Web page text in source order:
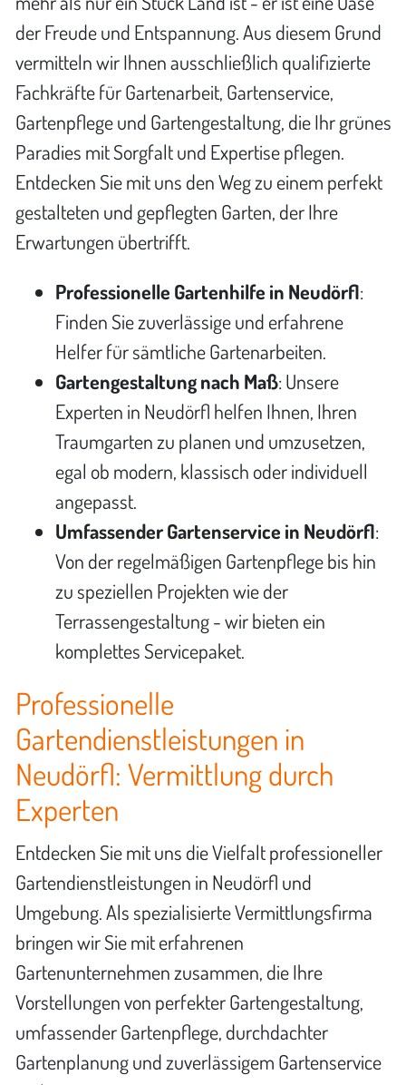
der Freude und Entspannung. Aus diesem Grund
vermitteln wir Ihnen ausschließlich qualifizierte
Fachkräfte für Gartenarbeit, Gartenservice,
Gartenpflege und Gartengestaltung, die Ihr grünes
Paradies mit Sorgfalt und Expertise pflegen.
Entdecken Sie mit uns den Weg zu einem perfekt
gestalteten und gepflegten Garten, der Ihre
Erwartungen übertrifft.
Professionelle Gartenhilfe in Neudörfl:
Finden Sie zuverlässige und erfahrene
Helfer für sämtliche Gartenarbeiten.
Gartengestaltung nach Maß: Unsere
Experten in Neudörfl helfen Ihnen, Ihren
Traumgarten zu planen und umzusetzen,
egal ob modern, klassisch oder individuell
angepasst.
Umfassender Gartenservice in Neudörfl:
Von der regelmäßigen Gartenpflege bis hin
zu speziellen Projekten wie der
Terrassengestaltung - wir bieten ein
komplettes Servicepaket.
Professionelle
Gartendienstleistungen in
Neudörfl: Vermittlung durch
Experten
Entdecken Sie mit uns die Vielfalt professioneller
Gartendienstleistungen in Neudörfl und
Umgebung. Als spezialisierte Vermittlungsfirma
bringen wir Sie mit erfahrenen
Gartenunternehmen zusammen, die Ihre
Vorstellungen von perfekter Gartengestaltung,
umfassender Gartenpflege, durchdachter
Gartenplanung und zuverlässigem Gartenservice